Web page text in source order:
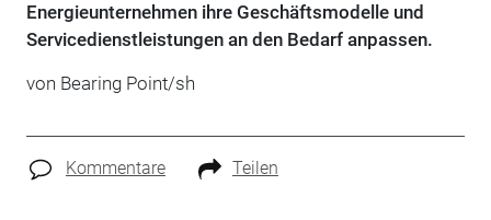
Energieunternehmen ihre Geschäftsmodelle und
Servicedienstleistungen an den Bedarf anpassen.
von Bearing Point/sh
Kommentare Teilen